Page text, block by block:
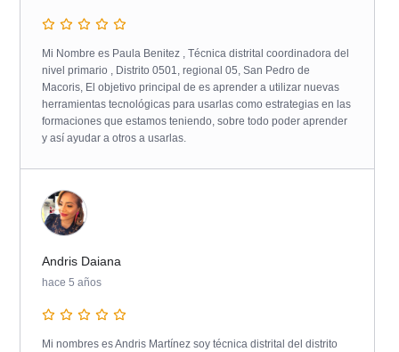
Mi Nombre es Paula Benitez , Técnica distrital coordinadora del
nivel primario , Distrito 0501, regional 05, San Pedro de
Macoris, El objetivo principal de es aprender a utilizar nuevas
herramientas tecnológicas para usarlas como estrategias en las
formaciones que estamos teniendo, sobre todo poder aprender
y así ayudar a otros a usarlas.
Andris Daiana
hace 5 años
Mi nombres es Andris Martínez soy técnica distrital del distrito